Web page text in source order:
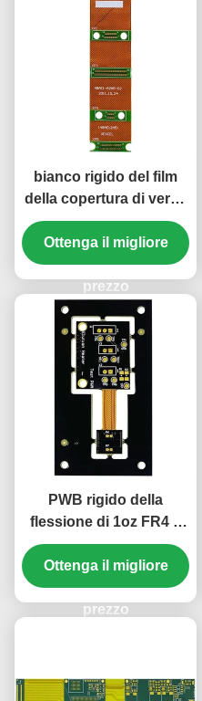
bianco rigido del film
della copertura di verde
del PWB della flessione
di 1.5mm un PWB ENIG
di 10 strati
Ottenga il migliore
prezzo
PWB rigido della
flessione di 1oz FR4 8
strati del PWB 1mm del
film verde della
copertura bianco
Ottenga il migliore
prezzo